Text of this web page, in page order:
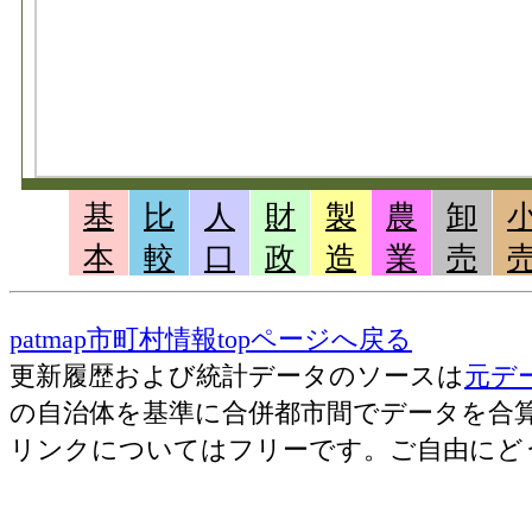
基
本
比
較
人
口
財
政
製
造
農
業
卸
売
patmap市町村情報topページへ戻る
更新履歴および統計データのソースは元デ
の自治体を基準に合併都市間でデータを合
リンクについてはフリーです。ご自由にど